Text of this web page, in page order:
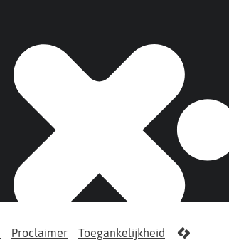
Proclaimer Toegankelijkheid